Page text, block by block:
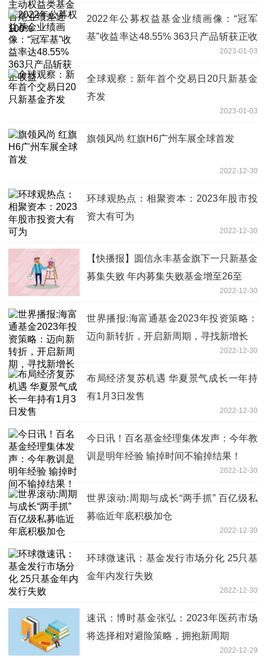
2022年公募权益基金业绩画像：“冠军
基”收益率达48.55% 363只产品斩获正收
2023-01-03
全球观察：新年首个交易日20只新基金
齐发
2023-01-03
旗领风尚 红旗H6广州车展全球首发
2022-12-30
环球观热点：相聚资本：2023年股市投
资大有可为
2022-12-30
【快播报】圆信永丰基金旗下一只新基金
募集失败 年内募集失败基金增至26至
2022-12-30
世界播报:海富通基金2023年投资策略：
迈向新转折，开启新周期，寻找新增长
2022-12-30
布局经济复苏机遇 华夏景气成长一年持
有1月3日发售
2022-12-30
今日讯！百名基金经理集体发声：今年教
训是明年经验 输掉时间不输掉结果！
2022-12-30
世界滚动:周期与成长“两手抓” 百亿级私
募临近年底积极加仓
2022-12-30
环球微速讯：基金发行市场分化 25只基
金年内发行失败
2022-12-30
速讯：博时基金张弘：2023年医药市场
将选择相对避险策略，拥抱新周期
2022-12-29